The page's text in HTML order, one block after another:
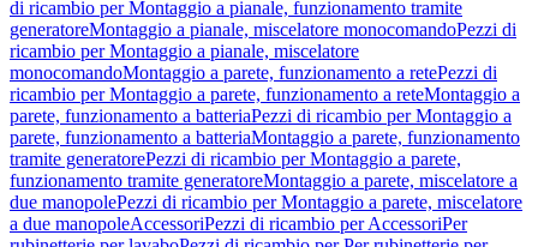
di ricambio per Montaggio a pianale, funzionamento tramite
generatoreMontaggio a pianale, miscelatore monocomandoPezzi di
ricambio per Montaggio a pianale, miscelatore
monocomandoMontaggio a parete, funzionamento a retePezzi di
ricambio per Montaggio a parete, funzionamento a reteMontaggio a
parete, funzionamento a batteriaPezzi di ricambio per Montaggio a
parete, funzionamento a batteriaMontaggio a parete, funzionamento
tramite generatorePezzi di ricambio per Montaggio a parete,
funzionamento tramite generatoreMontaggio a parete, miscelatore a
due manopolePezzi di ricambio per Montaggio a parete, miscelatore
a due manopoleAccessoriPezzi di ricambio per AccessoriPer